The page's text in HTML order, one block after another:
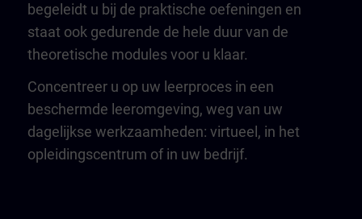
begeleidt u bij de praktische oefeningen en
staat ook gedurende de hele duur van de
theoretische modules voor u klaar.
Concentreer u op uw leerproces in een
beschermde leeromgeving, weg van uw
dagelijkse werkzaamheden: virtueel, in het
opleidingscentrum of in uw bedrijf.